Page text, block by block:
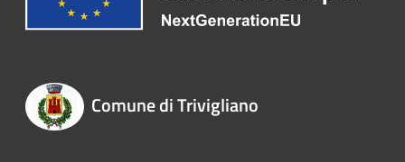
Comune di Trivigliano